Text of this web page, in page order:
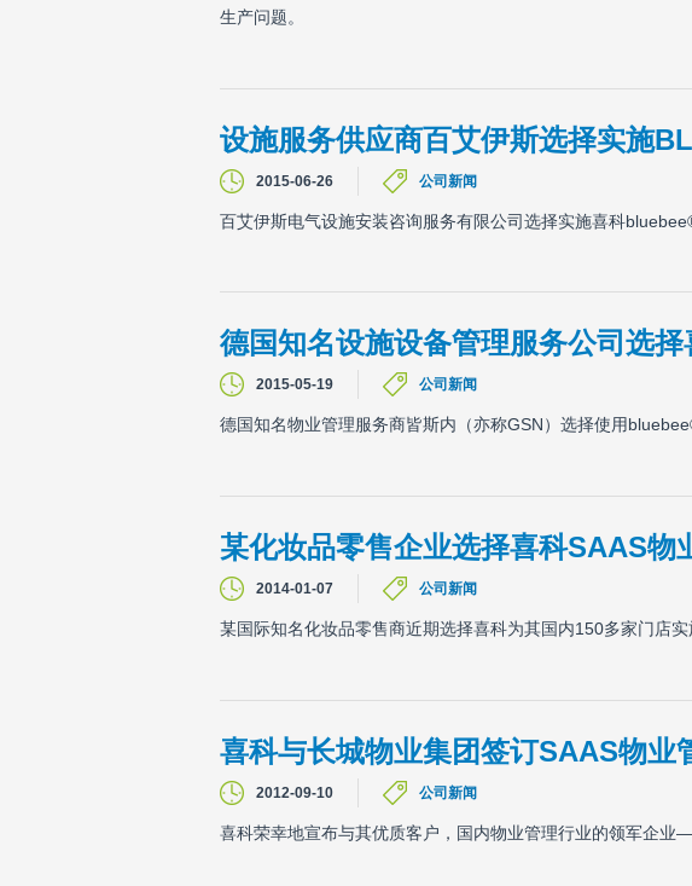
生产问题。
设施服务供应商百艾伊斯选择实施
2015-06-26 公司新闻
百艾伊斯电气设施安装咨询服务有限公司选择实施喜科
德国知名设施设备管理服务公司选
2015-05-19 公司新闻
德国知名物业管理服务商皆斯内（亦称GSN）选择使用
某化妆品零售企业选择喜科SAAS物
2014-01-07 公司新闻
某国际知名化妆品零售商近期选择喜科为其国内150多家门店
喜科与长城物业集团签订SAAS物业
2012-09-10 公司新闻
喜科荣幸地宣布与其优质客户，国内物业管理行业的领军企业